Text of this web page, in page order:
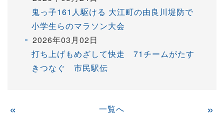
鬼っ子161人駆ける 大江町の由良川堤防で
小学生らのマラソン大会
2026年03月02日
打ち上げもめざして快走 71チームがたす
きつなぐ 市民駅伝
« 一覧へ